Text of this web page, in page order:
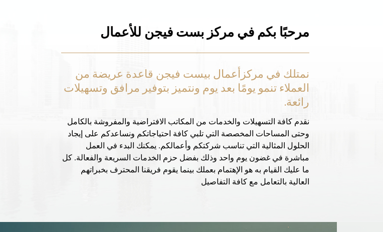
مرحبًا بكم في مركز بست فيجن للأعمال
نمتلك في مركزأعمال بيست فيجن قاعدة عريضة من
العملاء تنمو يومًا بعد يوم ونتميز بتوفير مرافق وتسهيلات
رائعة.
نقدم كافة التسهيلات والخدمات من المكاتب الافتراضية والمفروشة بالكامل
وحتى المساحات المخصصة التي تلبي كافة احتياجاتكم ونساعدكم على إيجاد
الحلول المثالية التي تناسب شركتكم وأعمالكم. يمكنك البدء في العمل
مباشرة في غضون يوم واحد وذلك بفضل حزم الخدمات السريعة والفعالة. كل
ما عليك القيام به هو الإهتمام بعملك بينما يقوم فريقنا المحترف بخبراتهم
العالية بالتعامل مع كافة التفاصيل